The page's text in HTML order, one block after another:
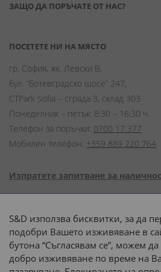
ЗАЩО ДА ПОРЪЧАТЕ ОТ НАС?
ПОСЕТЕТЕ НИ НА МЯСТО
гр. София, жк. Левски В,
бул. “Ботевградско шосе” 247,
CTPark Sofia – сграда 3, склад 303
Понеделник – петък: 8:30 – 16:30 ч.
Телефон за поръчки: 0700 17 377
Мобилен телефон: +359 889 220 764
Изпратете запитване за
Начини на
S&D използва бисквитки, за да
подобри Вашето изживяване в
бутона “Съгласявам се”, можем
добро изживяване по време на